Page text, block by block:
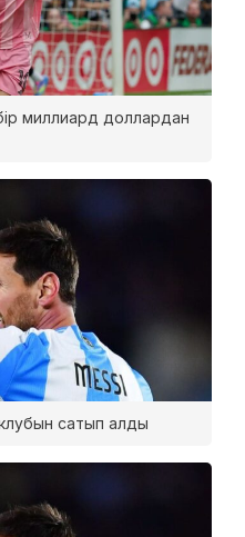
миллиард доллардан
сатып алды